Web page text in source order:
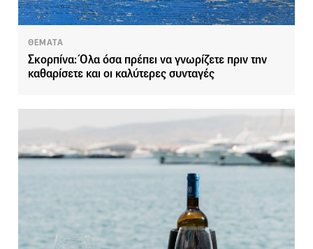
ΘΕΜΑΤΑ
Σκορπίνα: Όλα όσα πρέπει να γνωρίζετε πριν την
καθαρίσετε και οι καλύτερες συνταγές